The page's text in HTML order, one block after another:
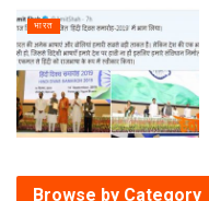
भारत
Browse by Category